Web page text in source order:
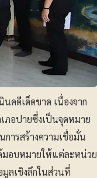
คดีเด็ดขาด เนื่องจาก
ภอปายซึ่งเป็นจุดหมาย
ารสร้างความเชื่อมั่น
มอบหมายให้แต่ละหน่วย
ลเชิงลึกในส่วนที่